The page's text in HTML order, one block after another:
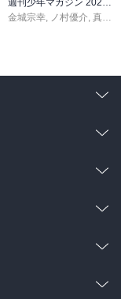
週刊少年マガジン 2026年36・37号[2026年8月5日発売]
金城宗幸, ノ村優介, 真島ヒロ